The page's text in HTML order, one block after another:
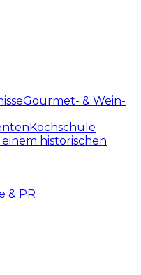
Gourmet- & Wein-
Kochschule
historischen
& PR